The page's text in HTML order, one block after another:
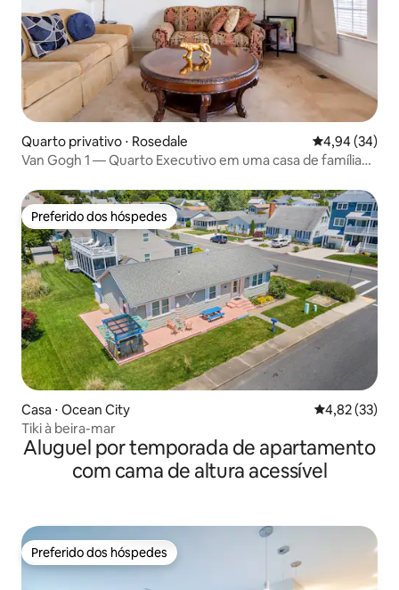
Quarto privativo ⋅ Rosedale 4,94 de uma
4,94 (34)
Van Gogh 1 — Quarto Executivo em uma casa de família
Preferido dos hóspedes
Preferido dos hóspedes
Casa ⋅ Ocean City 4,82 de uma
4,82 (33)
Tiki à beira-mar
Aluguel por temporada de apartamento
com cama de altura acessível
Preferido dos hóspedes
Preferido dos hóspedes